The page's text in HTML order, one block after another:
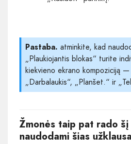
Pastaba. atminkite, kad
„Plaukiojantis blokas“ turite
kiekvieno ekrano kompoziciją
„Darbalaukis“, „Planšet.“ ir
Žmonės taip pat rado
naudodami šias